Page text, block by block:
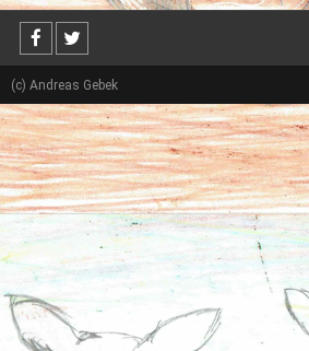
(c) Andreas Gebek